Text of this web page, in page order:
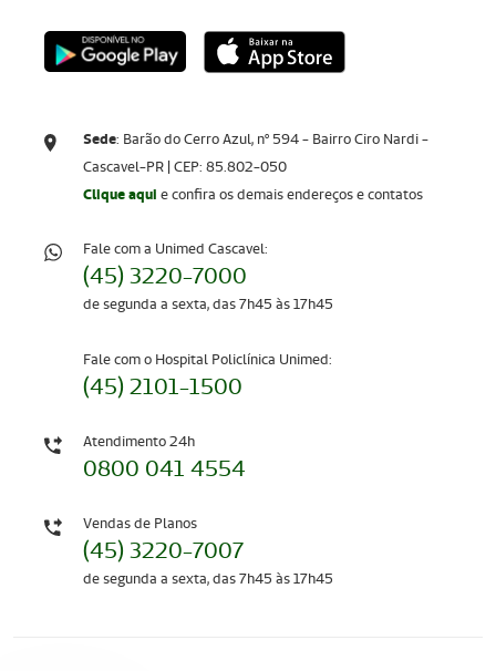
Sede: Barão do Cerro Azul, nº 594 - Bairro Ciro Nardi -
Cascavel-PR | CEP: 85.802-050
Clique aqui e confira os demais endereços e contatos
Fale com a Unimed Cascavel:
(45) 3220-7000
de segunda a sexta, das 7h45 às 17h45
Fale com o Hospital Policlínica Unimed:
(45) 2101-1500
Atendimento 24h
0800 041 4554
Vendas de Planos
(45) 3220-7007
de segunda a sexta, das 7h45 às 17h45